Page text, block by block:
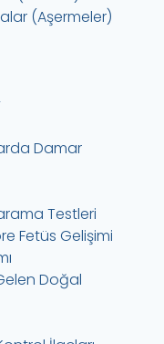
(Aşermeler)
Damar
Testleri
Fetüs Gelişimi
Doğal